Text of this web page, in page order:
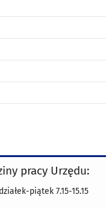
pracy Urzędu:
piątek 7.15-15.15